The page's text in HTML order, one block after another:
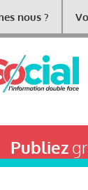
nous ?
Publiez